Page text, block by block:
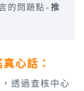
的問題點- 推
心話：
透過查核中心